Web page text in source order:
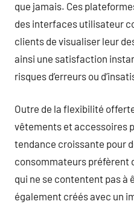
que jamais. Ces
des interfaces utilisateur
clients de visualiser leur
ainsi une satisfaction
risques d’erreurs ou
Outre de la flexibilité
vêtements et accessoires
tendance croissante pour
consommateurs préfèrent
qui ne se contentent pas à
également créés avec un